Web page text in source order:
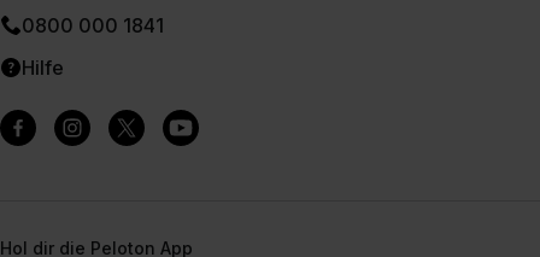
0800 000 1841
Hilfe
Hol dir die Peloton App